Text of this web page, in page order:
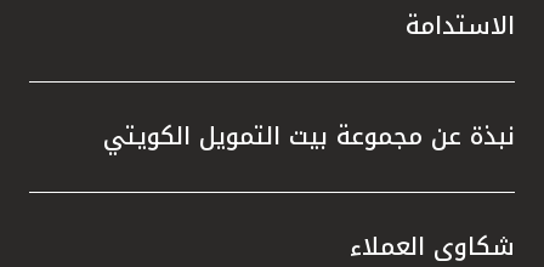
الاستدامة
نبذة عن مجموعة بيت التمويل الكويتي
شكاوى العملاء